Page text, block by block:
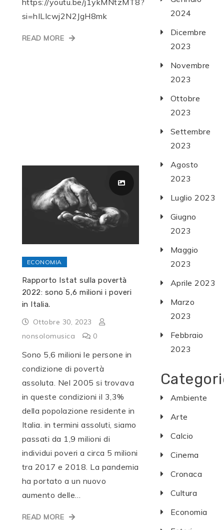
https://youtu.be/j1ykMNtzMT8?
si=hILIcwj2N2JgH8mk
READ MORE
ECONOMIA
Rapporto Istat sulla povertà
2022: sono 5,6 milioni i poveri
in Italia.
Ottobre 30, 2023
nonsolomusica
0
Sono 5,6 milioni le persone in
condizione di povertà
assoluta. Nel 2005 si trovava
in queste condizioni il 3,3%
della popolazione residente in
Italia. in termini assoluti, siamo
passati da 1,9 milioni di
individui poveri a circa 5 milioni
tra 2017 e 2018. La pandemia
ha portato a un nuovo
aumento delle…
READ MORE
2024
Dicembre
2023
Novembre
2023
Ottobre
2023
Settembre
2023
Agosto
2023
Luglio 2023
Giugno
2023
Maggio
2023
Aprile 2023
Marzo
2023
Febbraio
2023
Ambiente
Arte
Calcio
Cinema
Cronaca
Cultura
Economia